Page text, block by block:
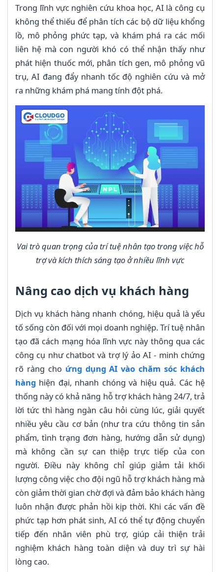
Trong lĩnh vực nghiên cứu khoa học, AI là công cụ
không thể thiếu để phân tích các bộ dữ liệu khổng
lồ, mô phỏng phức tạp, và khám phá ra các mối
liên hệ mà con người khó có thể nhận thấy như
phát hiện thuốc mới, phân tích gen, mô phỏng vũ
trụ, AI đang đẩy nhanh tốc độ nghiên cứu và mở
ra những khám phá mang tính đột phá.
Vai trò quan trọng của trí tuệ nhân tạo trong việc hỗ
trợ và kích thích sáng tạo ở nhiều lĩnh vực
Nâng cao dịch vụ khách hàng
Dịch vụ khách hàng nhanh chóng, hiệu quả là yếu
tố sống còn đối với mọi doanh nghiệp. Trí tuệ nhân
tạo đã cách mạng hóa lĩnh vực này thông qua các
công cụ như chatbot và trợ lý ảo AI - minh chứng
rõ ràng cho ứng dụng AI vào chăm sóc khách
hàng hiện đại, nhanh chóng và hiệu quả. Các hệ
thống này có khả năng hỗ trợ khách hàng 24/7, trả
lời tức thì hàng ngàn câu hỏi cùng lúc, giải quyết
nhiều yêu cầu cơ bản (như tra cứu thông tin sản
phẩm, tình trạng đơn hàng, hướng dẫn sử dụng)
mà không cần sự can thiệp trực tiếp của con
người. Điều này không chỉ giúp giảm tải khối
lượng công việc cho đội ngũ hỗ trợ khách hàng mà
còn giảm thời gian chờ đợi và đảm bảo khách hàng
luôn nhận được phản hồi kịp thời. Khi các vấn đề
phức tạp hơn phát sinh, AI có thể tự động chuyển
tiếp đến nhân viên phù trợ, giúp cải thiện trải
nghiệm khách hàng toàn diện và duy trì sự hài
lòng cao.